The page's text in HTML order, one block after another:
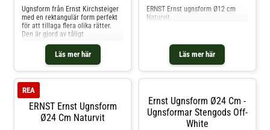
Läs mer här
Ugnsform från Ernst Kirchsteiger
med en rektangulär form perfekt
för att tillaga flera olika rätter.
Den är gjord av tåligt
stengods.Om ugnsformen från
Ernst Kirchsteiger- Ugnsform med
ett tåligt stengods.- Rektangulär
form.- Finns i flera
ugnsformen- Ugnsfast.- Tål
mikrovågsugn. Shoppa
Ugnsformar och mer Pannor &
Kokkärl hos Royal Design.
Läs mer här
ERNST Ernst ugnsform Ø12 cm
Naturvit
ERNST Ernst Ugnsform
Ø24 Cm Naturvit
REA
Ernst Ugnsform Ø24 Cm -
Ugnsformar Stengods Off-
White